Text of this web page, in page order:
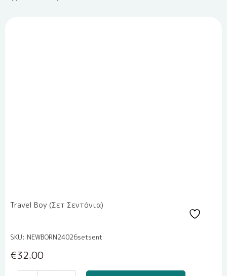
Travel Boy (Σετ Σεντόνια)
SKU: NEWBORN24026setsent
€32.00